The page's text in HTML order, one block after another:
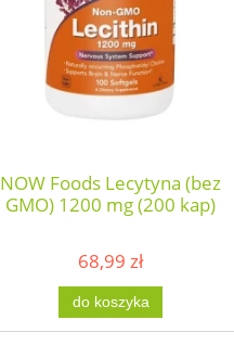
NOW Foods Lecytyna (bez
GMO) 1200 mg (200 kap)
68,99 zł
do koszyka